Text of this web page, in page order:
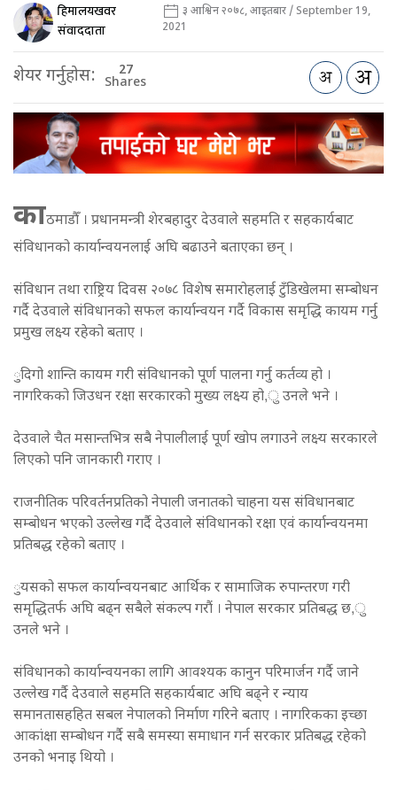
हिमालयखवर
संवाददाता
३ आश्विन २०७८, आइतबार / September 19,
2021
शेयर गर्नुहोस: 27
Shares
काठमाडौँ । प्रधानमन्त्री शेरबहादुर देउवाले सहमति र सहकार्यबाट
संविधानको कार्यान्वयनलाई अघि बढाउने बताएका छन् ।
संविधान तथा राष्ट्रिय दिवस २०७८ विशेष समारोहलाई टुँडिखेलमा सम्बोधन
गर्दै देउवाले संविधानको सफल कार्यान्वयन गर्दै विकास समृद्धि कायम गर्नु
प्रमुख लक्ष्य रहेको बताए ।
ुदिगो शान्ति कायम गरी संविधानको पूर्ण पालना गर्नु कर्तव्य हो ।
नागरिकको जिउधन रक्षा सरकारको मुख्य लक्ष्य हो,ु उनले भने ।
देउवाले चैत मसान्तभित्र सबै नेपालीलाई पूर्ण खोप लगाउने लक्ष्य सरकारले
लिएको पनि जानकारी गराए ।
राजनीतिक परिवर्तनप्रतिको नेपाली जनातको चाहना यस संविधानबाट
सम्बोधन भएको उल्लेख गर्दै देउवाले संविधानको रक्षा एवं कार्यान्वयनमा
प्रतिबद्ध रहेको बताए ।
ुयसको सफल कार्यान्वयनबाट आर्थिक र सामाजिक रुपान्तरण गरी
समृद्धितर्फ अघि बढ्न सबैले संकल्प गरौं । नेपाल सरकार प्रतिबद्ध छ,ु
उनले भने ।
संविधानको कार्यान्वयनका लागि आवश्यक कानुन परिमार्जन गर्दै जाने
उल्लेख गर्दै देउवाले सहमति सहकार्यबाट अघि बढ्ने र न्याय
समानतासहहित सबल नेपालको निर्माण गरिने बताए । नागरिकका इच्छा
आकांक्षा सम्बोधन गर्दै सबै समस्या समाधान गर्न सरकार प्रतिबद्ध रहेको
उनको भनाइ थियो ।